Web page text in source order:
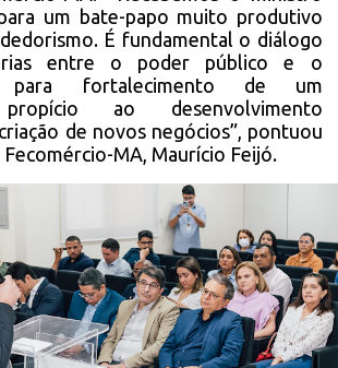
um bate-papo muito produtivo
É fundamental o diálogo
entre o poder público e o
para fortalecimento de um
propício ao desenvolvimento
de novos negócios”, pontuou
MA, Maurício Feijó.